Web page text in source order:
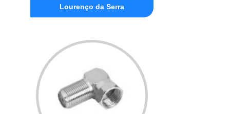
Lourenço da Serra